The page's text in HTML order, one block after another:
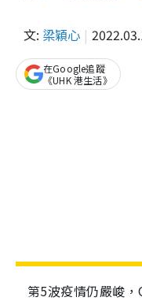
文: 梁穎心
在Google追蹤
《UHK 港生活》
第5波疫情仍嚴峻